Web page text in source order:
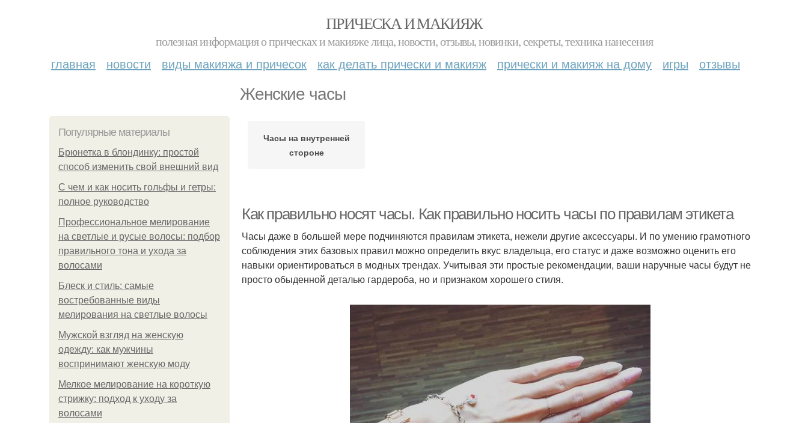
ПРИЧЕСКА И МАКИЯЖ
полезная информация о прическах и макияже лица, новости, отзывы, новинки, секреты, техника нанесения
главная новости виды макияжа и причесок как делать прически и макияж прически и макияж на дому игры отзывы
Женские часы
Популярные материалы
Брюнетка в блондинку: простой
способ изменить свой внешний вид
С чем и как носить гольфы и гетры:
полное руководство
Профессиональное мелирование
на светлые и русые волосы: подбор
правильного тона и ухода за
волосами
Блеск и стиль: самые
востребованные виды
мелирования на светлые волосы
Мужской взгляд на женскую
одежду: как мужчины
воспринимают женскую моду
Мелкое мелирование на короткую
стрижку: подход к уходу за
волосами
Часы на внутренней
стороне
Как правильно носят часы. Как правильно носить часы по правилам этикета
Часы даже в большей мере подчиняются правилам этикета, нежели другие аксессуары. И по умению грамотного
соблюдения этих базовых правил можно определить вкус владельца, его статус и даже возможно оценить его
навыки ориентироваться в модных трендах. Учитывая эти простые рекомендации, ваши наручные часы будут не
просто обыденной деталью гардероба, но и признаком хорошего стиля.